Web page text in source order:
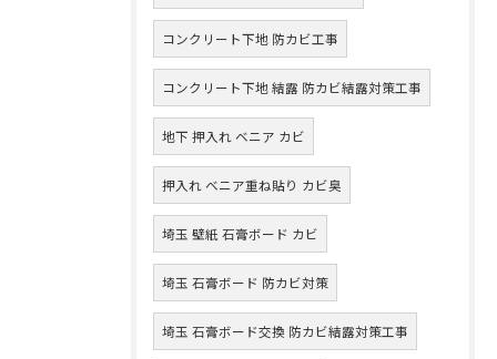
コンクリート下地 防カビ工事
コンクリート下地 結露 防カビ結露対策工事
地下 押入れ ベニア カビ
押入れ ベニア重ね貼り カビ臭
埼玉 壁紙 石膏ボード カビ
埼玉 石膏ボード 防カビ対策
埼玉 石膏ボード交換 防カビ結露対策工事